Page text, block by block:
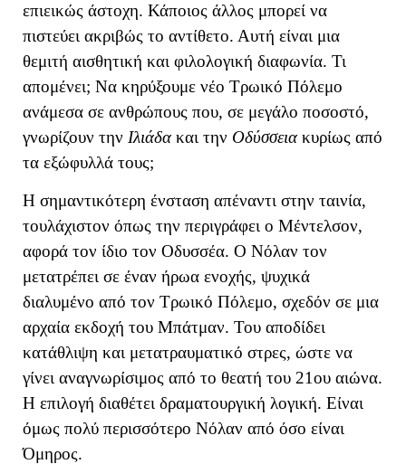
επιεικώς άστοχη. Κάποιος άλλος μπορεί να
πιστεύει ακριβώς το αντίθετο. Αυτή είναι μια
θεμιτή αισθητική και φιλολογική διαφωνία. Τι
απομένει; Να κηρύξουμε νέο Τρωικό Πόλεμο
ανάμεσα σε ανθρώπους που, σε μεγάλο ποσοστό,
γνωρίζουν την Ιλιάδακαι την Οδύσσειακυρίως από
τα εξώφυλλά τους;
Η σημαντικότερη ένσταση απέναντι στην ταινία,
τουλάχιστον όπως την περιγράφει ο Μέντελσον,
αφορά τον ίδιο τον Οδυσσέα. Ο Νόλαν τον
μετατρέπει σε έναν ήρωα ενοχής, ψυχικά
διαλυμένο από τον Τρωικό Πόλεμο, σχεδόν σε μια
αρχαία εκδοχή του Μπάτμαν. Του αποδίδει
κατάθλιψη και μετατραυματικό στρες, ώστε να
γίνει αναγνωρίσιμος από το θεατή του 21ου αιώνα.
Η επιλογή διαθέτει δραματουργική λογική. Είναι
όμως πολύ περισσότερο Νόλαν από όσο είναι
Όμηρος.